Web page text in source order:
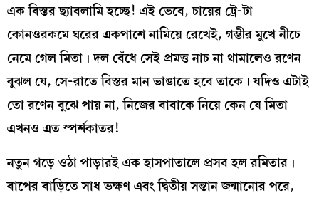
এক বিস্তর ছ্যাবলামি হচ্ছে! এই ভেবে, চায়ের ট্রে-টা
কোনওরকমে ঘরের একপাশে নামিয়ে রেখেই, গম্ভীর মুখে নীচে
নেমে গেল মিতা। দল বেঁধে সেই প্রমত্ত নাচ না থামালেও রণেন
বুঝল যে, সে-রাতে বিস্তর মান ভাঙাতে হবে তাকে। যদিও এটাই
তো রণেন বুঝে পায় না, নিজের বাবাকে নিয়ে কেন যে মিতা
এখনও এত স্পর্শকাতর!
নতুন গড়ে ওঠা পাড়ারই এক হাসপাতালে প্রসব হল রমিতার।
বাপের বাড়িতে সাধ ভক্ষণ এবং দ্বিতীয় সন্তান জন্মানোর পরে,